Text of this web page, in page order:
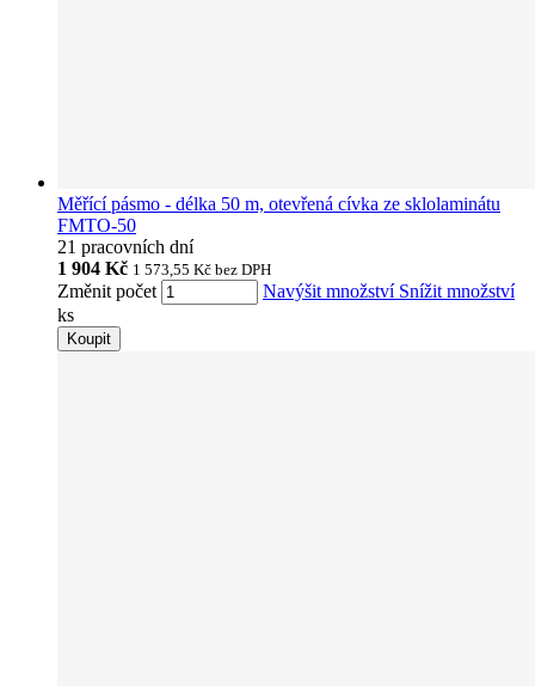
Měřící pásmo - délka 50 m, otevřená cívka ze sklolaminátu
FMTO-50
21 pracovních dní
1 904 Kč 1 573,55 Kč bez DPH
Změnit počet Navýšit množství Snížit množství
ks
Koupit